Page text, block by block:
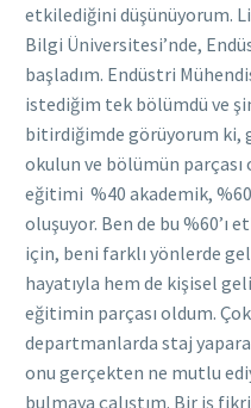
etkilediğini düşünüyorum.
Bilgi Üniversitesi’nde,
başladım. Endüstri
istediğim tek bölümdü ve
bitirdiğimde görüyorum ki,
okulun ve bölümün
eğitimi %40 akademik,
oluşuyor. Ben de bu %60’ı
için, beni farklı yönlerde
hayatıyla hem de kişisel
eğitimin parçası oldum.
departmanlarda staj
onu gerçekten ne mutlu
bulmaya çalıştım. Bir iş